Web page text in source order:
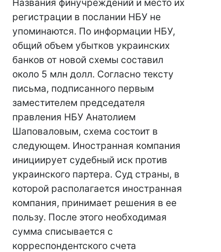
Названия финучреждений и место их
регистрации в послании НБУ не
упоминаются. По информации НБУ,
общий объем убытков украинских
банков от новой схемы составил
около 5 млн долл. Согласно тексту
письма, подписанного первым
заместителем председателя
правления НБУ Анатолием
Шаповаловым, схема состоит в
следующем. Иностранная компания
инициирует судебный иск против
украинского партера. Суд страны, в
которой располагается иностранная
компания, принимает решения в ее
пользу. После этого необходимая
сумма списывается с
корреспондентского счета